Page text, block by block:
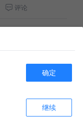
评论
确定
继续